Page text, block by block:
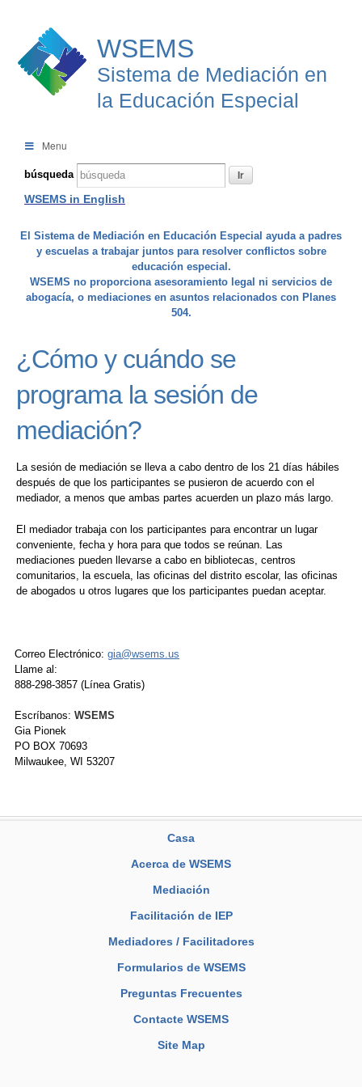
WSEMS
Sistema de Mediación en
la Educación Especial
Menu
búsqueda
WSEMS in English
El Sistema de Mediación en Educación Especial ayuda a padres
y escuelas a trabajar juntos para resolver conflictos sobre
educación especial.
WSEMS no proporciona asesoramiento legal ni servicios de
abogacía, o mediaciones en asuntos relacionados con Planes
504.
¿Cómo y cuándo se
programa la sesión de
mediación?
La sesión de mediación se lleva a cabo dentro de los 21 días hábiles
después de que los participantes se pusieron de acuerdo con el
mediador, a menos que ambas partes acuerden un plazo más largo.
El mediador trabaja con los participantes para encontrar un lugar
conveniente, fecha y hora para que todos se reúnan. Las
mediaciones pueden llevarse a cabo en bibliotecas, centros
comunitarios, la escuela, las oficinas del distrito escolar, las oficinas
de abogados u otros lugares que los participantes puedan aceptar.
Correo Electrónico: gia@wsems.us
Llame al:
888-298-3857 (Línea Gratis)
Escríbanos: WSEMS
Gia Pionek
PO BOX 70693
Milwaukee, WI 53207
Casa
Acerca de WSEMS
Mediación
Facilitación de IEP
Mediadores / Facilitadores
Formularios de WSEMS
Preguntas Frecuentes
Contacte WSEMS
Site Map